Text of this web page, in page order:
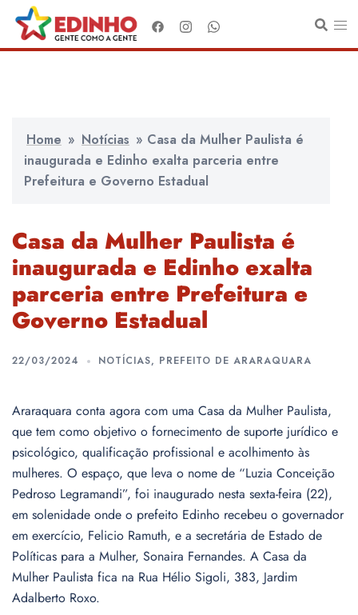
para
o
Home » Notícias » Casa da Mulher Paulista é
inaugurada e Edinho exalta parceria entre
Prefeitura e Governo Estadual
Casa da Mulher Paulista é
inaugurada e Edinho exalta
parceria entre Prefeitura e
Governo Estadual
22/03/2024 NOTÍCIAS, PREFEITO DE ARARAQUARA
Araraquara conta agora com uma Casa da Mulher Paulista,
que tem como objetivo o fornecimento de suporte jurídico e
psicológico, qualificação profissional e acolhimento às
mulheres. O espaço, que leva o nome de “Luzia Conceição
Pedroso Legramandi”, foi inaugurado nesta sexta-feira (22),
em solenidade onde o prefeito Edinho recebeu o governador
em exercício, Felicio Ramuth, e a secretária de Estado de
Políticas para a Mulher, Sonaira Fernandes. A Casa da
Mulher Paulista fica na Rua Hélio Sigoli, 383, Jardim
Adalberto Roxo.